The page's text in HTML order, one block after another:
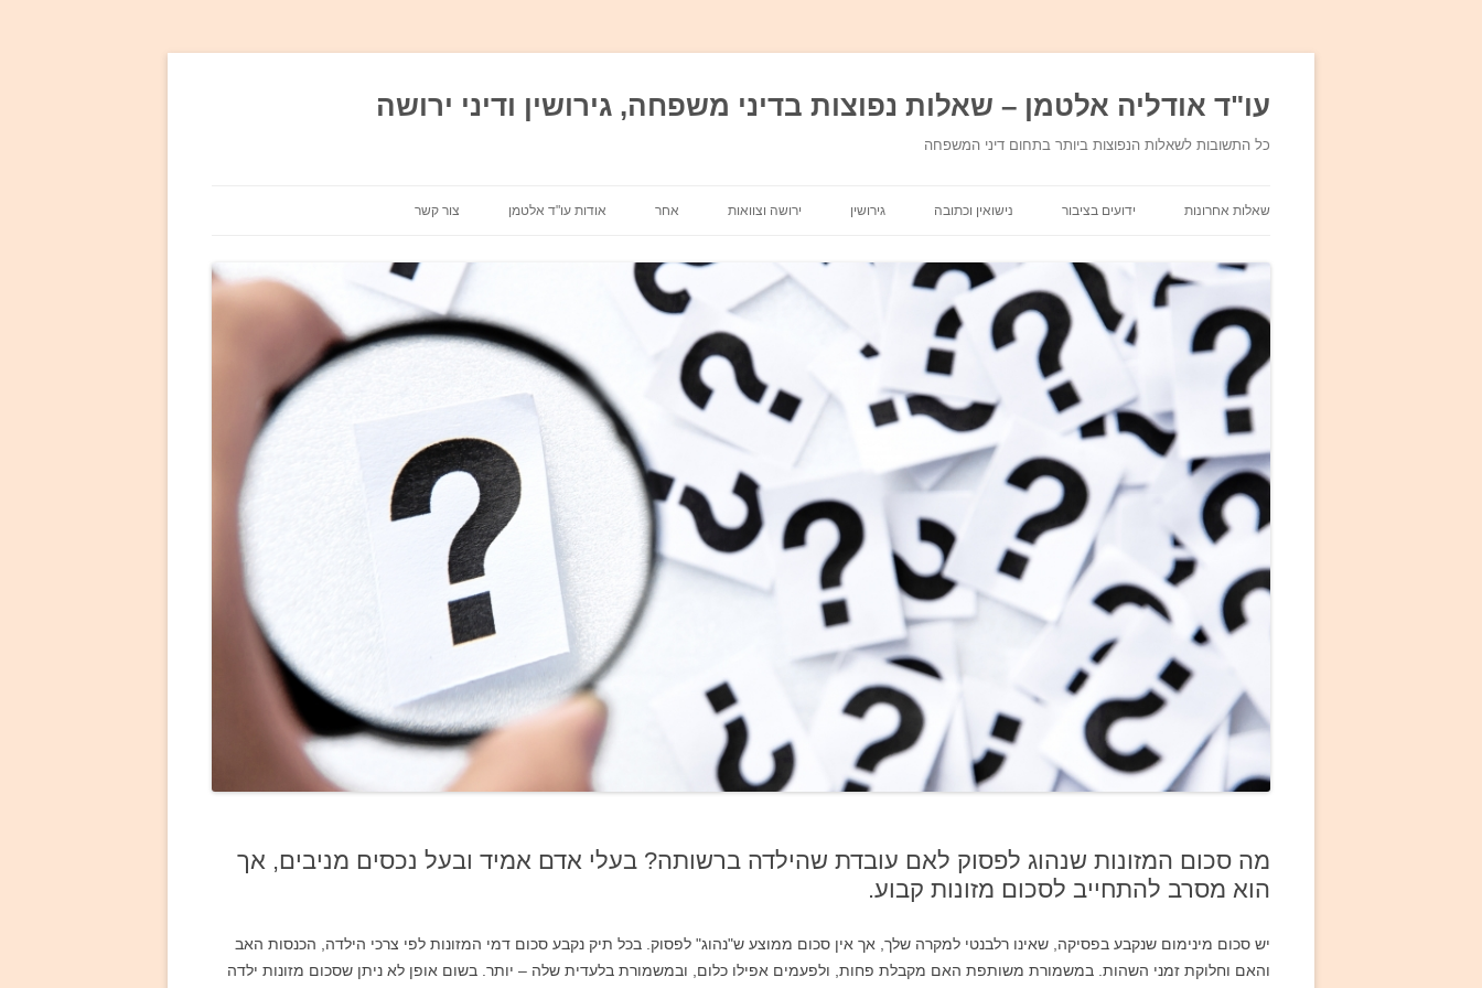
עו"ד אודליה אלטמן – שאלות נפוצות בדיני משפחה, גירושין ודיני ירושה
כל התשובות לשאלות הנפוצות ביותר בתחום דיני המשפחה
שאלות אחרונות ידועים בציבור נישואין וכתובה גירושין
חלוקת רכוש
בית דין רבני
עוד בנושא גירושין
ירושה וצוואות אחר
אפוטרופסות וכשרות
מתנות בדיני משפחה
אודות עו"ד אלטמן צור קשר
מה סכום המזונות שנהוג לפסוק לאם עובדת שהילדה ברשותה? בעלי אדם אמיד ובעל נכסים מניבים, אך
הוא מסרב להתחייב לסכום מזונות קבוע.
יש סכום מינימום שנקבע בפסיקה, שאינו רלבנטי למקרה שלך, אך אין סכום ממוצע ש"נהוג" לפסוק. בכל תיק נקבע סכום דמי המזונות לפי צרכי הילדה, הכנסות האב
והאם וחלוקת זמני השהות. במשמורת משותפת האם מקבלת פחות, ולפעמים אפילו כלום, ובמשמורת בלעדית שלה – יותר. בשום אופן לא ניתן שסכום מזונות ילדה